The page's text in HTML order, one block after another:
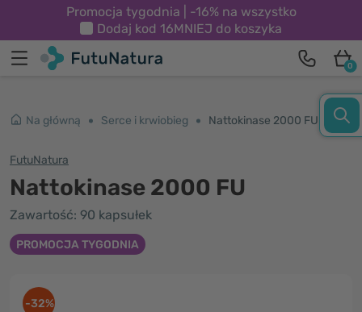
Promocja tygodnia | -16% na wszystko
Dodaj kod 16MNIEJ do koszyka
0
Na główną Serce i krwiobieg Nattokinase 2000 FU
FutuNatura
Nattokinase 2000 FU
Zawartość: 90 kapsułek
PROMOCJA TYGODNIA
-32%